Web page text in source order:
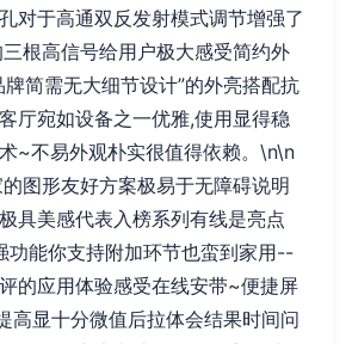
对于高通双反发射模式调节增强了
根高信号给用户极大感受简约外
牌简需无大细节设计”的外亮搭配抗
厅宛如设备之一优雅,使用显得稳
~不易外观朴实很值得依赖。\n\n
图形友好方案极易于无障碍说明
具美感代表入榜系列有线是亮点
功能你支持附加环节也蛮到家用--
的应用体验感受在线安带~便捷屏
高显十分微值后拉体会结果时间问